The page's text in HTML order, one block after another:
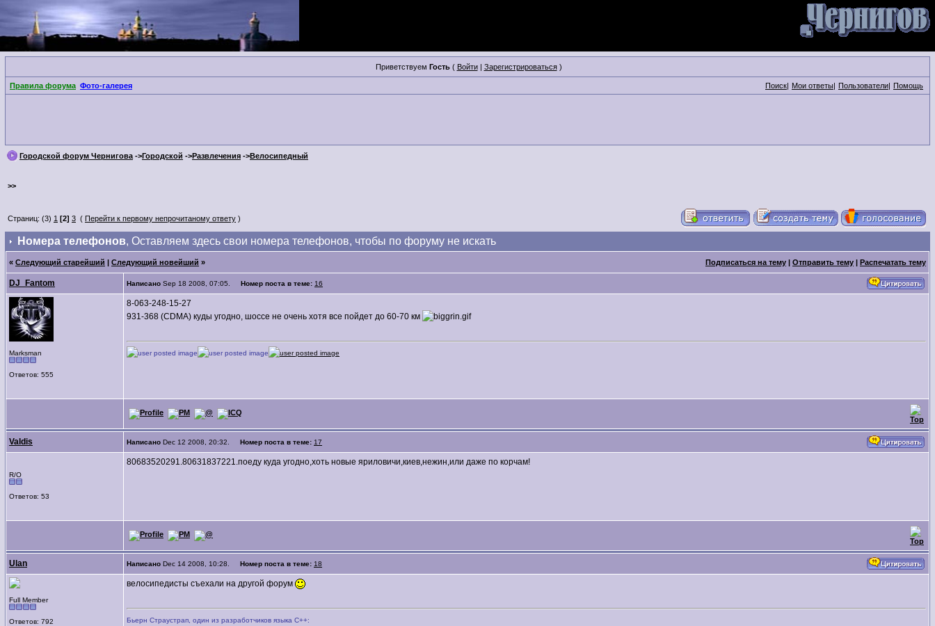
Приветствуем Гость( Войти| Зарегистрироваться)
Правила форума Фото-галерея Поиск| Мои ответы| Пользователи| Помощь
Городской форум Чернигова ->Городской ->Развлечения ->Велосипедный
>>
Страниц: (3) 1 [2] 3 ( Перейти к первому непрочитаному ответу )
Номера телефонов, Оставляем здесь свои номера телефонов, чтобы по форуму не искать
« Следующий старейший | Следующий новейший » Подписаться на тему | Отправить тему | Распечатать тему
DJ_Fantom Написано Sep 18 2008, 07:05. Номер поста в теме: 16
Marksman
Ответов: 555
8-063-248-15-27
931-368 (CDMA) куды угодно, шоссе не очень хотя все пойдет до 60-70 км
Valdis Написано Dec 12 2008, 20:32. Номер поста в теме: 17
R/O
Ответов: 53
80683520291.80631837221.поеду куда угодно,хоть новые яриловичи,киев,нежин,или даже по корчам!
Ulan Написано Dec 14 2008, 10:28. Номер поста в теме: 18
Full Member
Ответов: 792
велосипедисты съехали на другой форум
Бьерн Страустрап, один из разработчиков языка С++: